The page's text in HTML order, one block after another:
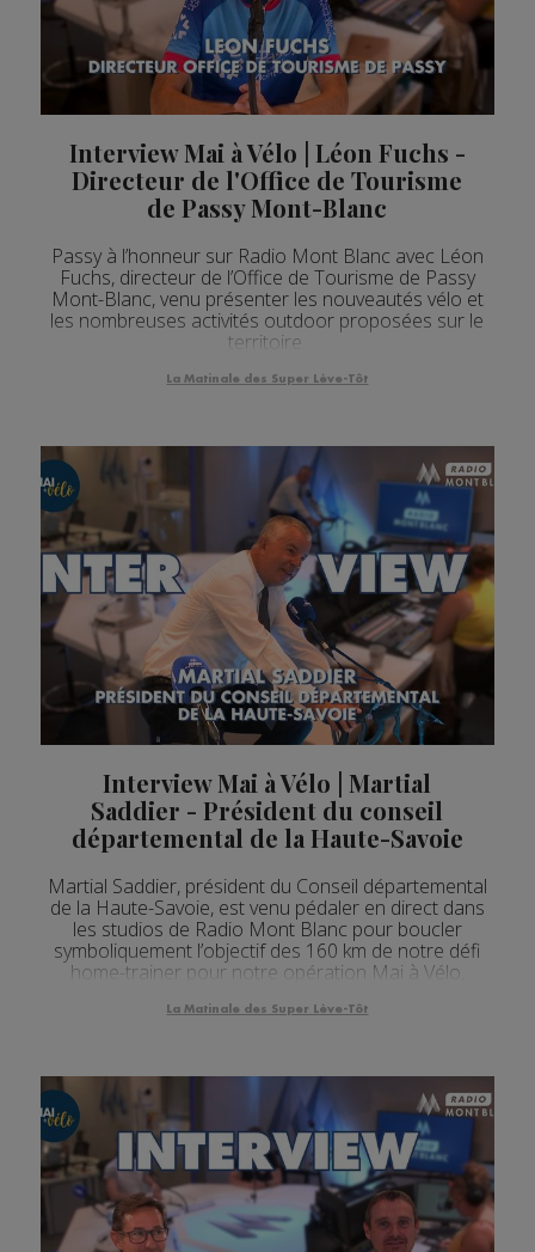
Interview Mai à Vélo | Léon Fuchs -
Directeur de l'Office de Tourisme
de Passy Mont-Blanc
Passy à l’honneur sur Radio Mont Blanc avec Léon
Fuchs, directeur de l’Office de Tourisme de Passy
Mont-Blanc, venu présenter les nouveautés vélo et
les nombreuses activités outdoor proposées sur le
territoire.
La Matinale des Super Lève-Tôt
Interview Mai à Vélo | Martial
Saddier - Président du conseil
départemental de la Haute-Savoie
Martial Saddier, président du Conseil départemental
de la Haute-Savoie, est venu pédaler en direct dans
les studios de Radio Mont Blanc pour boucler
symboliquement l’objectif des 160 km de notre défi
home-trainer pour notre opération Mai à Vélo.
La Matinale des Super Lève-Tôt